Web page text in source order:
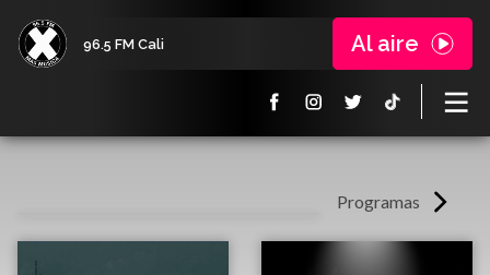
96.5 FM Cali Al aire
Programas